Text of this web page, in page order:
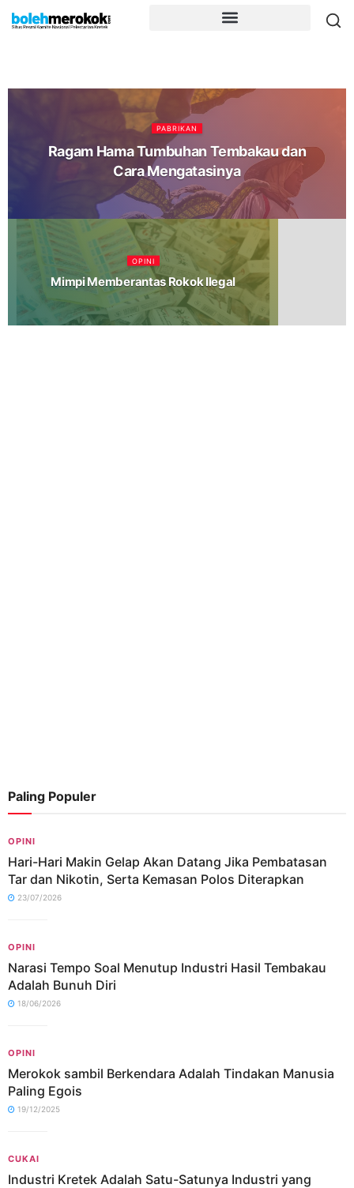
PABRIKAN
Ragam Hama Tumbuhan Tembakau dan
Cara Mengatasinya
OPINI
Mimpi Memberantas Rokok Ilegal
Paling Populer
OPINI
Hari-Hari Makin Gelap Akan Datang Jika Pembatasan
Tar dan Nikotin, Serta Kemasan Polos Diterapkan
23/07/2026
OPINI
Narasi Tempo Soal Menutup Industri Hasil Tembakau
Adalah Bunuh Diri
18/06/2026
OPINI
Merokok sambil Berkendara Adalah Tindakan Manusia
Paling Egois
19/12/2025
CUKAI
Industri Kretek Adalah Satu-Satunya Industri yang